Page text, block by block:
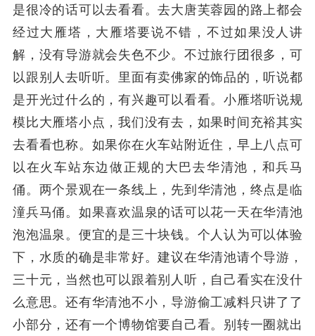
是很冷的话可以去看看。去大唐芙蓉园的路上都会
经过大雁塔，大雁塔要说不错，不过如果没人讲
解，没有导游就会失色不少。不过旅行团很多，可
以跟别人去听听。里面有卖佛家的饰品的，听说都
是开光过什么的，有兴趣可以看看。小雁塔听说规
模比大雁塔小点，我们没有去，如果时间充裕其实
去看看也称。如果你在火车站附近住，早上八点可
以在火车站东边做正规的大巴去华清池，和兵马
俑。两个景观在一条线上，先到华清池，终点是临
潼兵马俑。如果喜欢温泉的话可以花一天在华清池
泡泡温泉。便宜的是三十块钱。个人认为可以体验
下，水质的确是非常好。建议在华清池请个导游，
三十元，当然也可以跟着别人听，自己看实在没什
么意思。还有华清池不小，导游偷工减料只讲了了
小部分，还有一个博物馆要自己看。别转一圈就出